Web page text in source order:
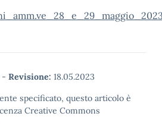
- Revisione: 18.05.2023
specificato, questo articolo è
Creative Commons